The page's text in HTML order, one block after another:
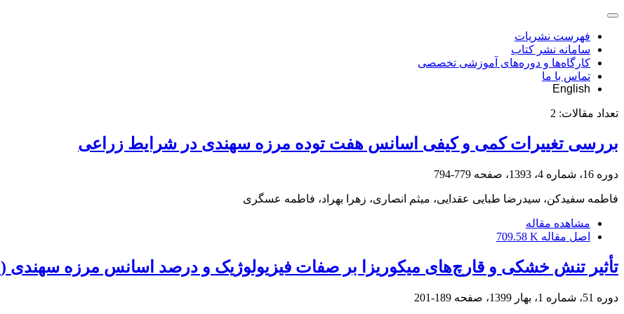
فهرست نشریات
سامانه نشر کتاب
کارگاه‌ها و دوره‌های آموزشی تخصصی
تماس با ما
English
تعداد مقالات: 2
بررسی تغییرات کمی و کیفی اسانس هفت توده مرزه سهندی در شرایط زراعی
دوره 16، شماره 4، 1393، صفحه 779-794
فاطمه سفیدکن، سیدرضا طبایی عقدایی، میثم انصاری، زهرا بهراد، فاطمه عسگری
مشاهده مقاله
اصل مقاله 709.58 K
تأثیر تنش خشکی و قارچ‌های میکوریزا بر صفات فیزیولوژیک و درصد اسانس مرزه سهندی (‏Satureja sahendica Bornm.‎‏)‏
دوره 51، شماره 1، بهار 1399، صفحه 189-201